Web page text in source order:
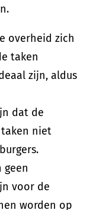
overheid zich
taken
zijn, aldus
dat de
niet
geen
voor de
worden op